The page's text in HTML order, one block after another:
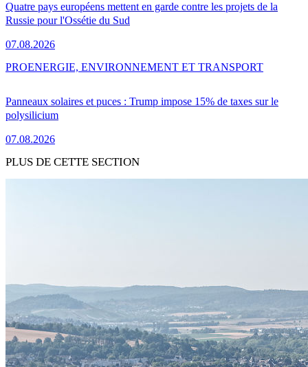
Quatre pays européens mettent en garde contre les projets de la
Russie pour l'Ossétie du Sud
07.08.2026
Panneaux solaires et puces : Trump impose 15% de taxes sur le
polysilicium
07.08.2026
PROENERGIE, ENVIRONNEMENT ET TRANSPORT
PLUS DE CETTE SECTION